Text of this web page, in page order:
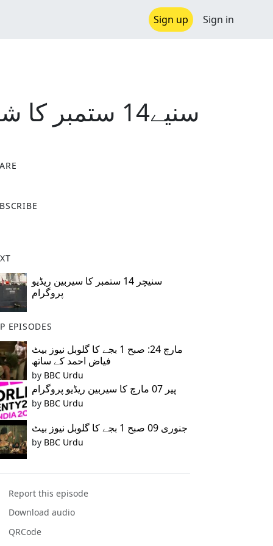
Sign up Sign in
سنیے14 ستمبر کا شوبز راؤنڈ اپ
سنیچر 14 ستمبر کا سیربین ریڈیو
پروگرام
EPISODES
مارچ 24: صبح 1 بجے کا گلوبل نیوز بیٹ
فیاض احمد کے ساتھ
by BBC Urdu
پیر 07 مارچ کا سیربین ریڈیو پروگرام
by BBC Urdu
جنوری 09 صبح 1 بجے کا گلوبل نیوز بیٹ
by BBC Urdu
Report this episode
Download audio
QRCode